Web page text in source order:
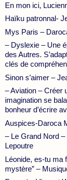
En mon ici,
Haïku patronnal-
Mys Paris –
– Dyslexie – Une
des Autres.
clés de
Sinon s’aimer –
– Aviation – Créer
imagination se
bonheur d’écrire
Auspices-Daroca
– Le Grand Nord
Lepoutre
Léonide, es-tu ma
mystère” –